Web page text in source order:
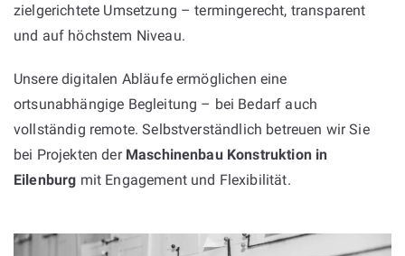
zielgerichtete Umsetzung – termingerecht, transparent
und auf höchstem Niveau.
Unsere digitalen Abläufe ermöglichen eine
ortsunabhängige Begleitung – bei Bedarf auch
vollständig remote. Selbstverständlich betreuen wir Sie
bei Projekten der Maschinenbau Konstruktion in
Eilenburg mit Engagement und Flexibilität.